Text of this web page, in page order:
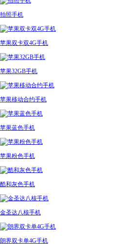
拍照手机
苹果双卡双4G手机
苹果32GB手机
苹果移动合约手机
苹果蓝色手机
苹果粉色手机
酷和灰色手机
金圣达八核手机
朗界双卡单4G手机